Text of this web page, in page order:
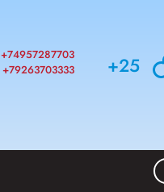
+74957287703
+79263703333 +25